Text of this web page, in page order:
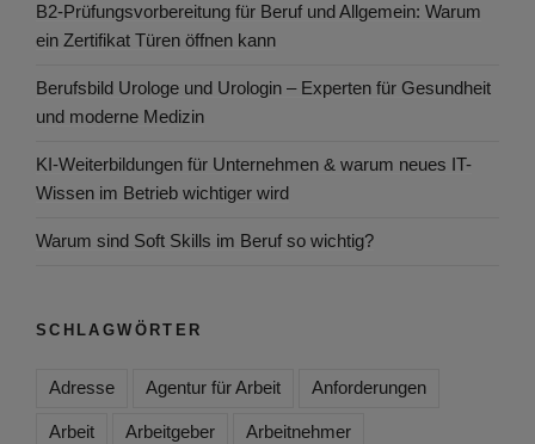
B2-Prüfungsvorbereitung für Beruf und Allgemein: Warum
ein Zertifikat Türen öffnen kann
Berufsbild Urologe und Urologin – Experten für Gesundheit
und moderne Medizin
KI-Weiterbildungen für Unternehmen & warum neues IT-
Wissen im Betrieb wichtiger wird
Warum sind Soft Skills im Beruf so wichtig?
SCHLAGWÖRTER
Adresse Agentur für Arbeit Anforderungen
Arbeit Arbeitgeber Arbeitnehmer